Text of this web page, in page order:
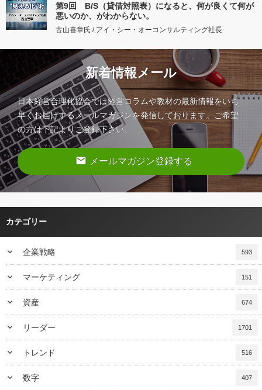
第9回 B/S（貸借対照表）になると、何が良くて何が
悪いのか、がわからない。
古山喜章氏 / アイ・シー・オーコンサルティング社長
新着情報メール
日本経営合理化協会では経営コラムや教材の最新情報をいち
早くお届けするメールマガジンを発信しております。ご希望
の方は下記よりご登録下さい。
email メールマガジン登録する
カテゴリー
keyboard_arrow_down 企業戦略 593
keyboard_arrow_down マーケティング 151
keyboard_arrow_down 資産 674
keyboard_arrow_down リーダー 1701
keyboard_arrow_down トレンド 516
keyboard_arrow_down 数字 407